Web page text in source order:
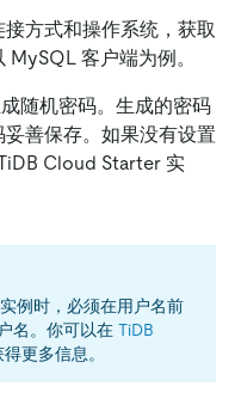
方式和操作系统，获取
客户端为例。
随机密码。生成的密码
善保存。如果没有设置
Cloud Starter 实
例时，必须在用户名前
名。你可以在 TiDB
更多信息。